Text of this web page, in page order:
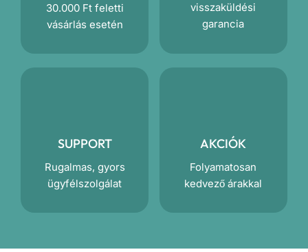
30.000 Ft feletti
vásárlás esetén
visszaküldési
garancia
SUPPORT
Rugalmas, gyors
ügyfélszolgálat
AKCIÓK
Folyamatosan
kedvező árakkal